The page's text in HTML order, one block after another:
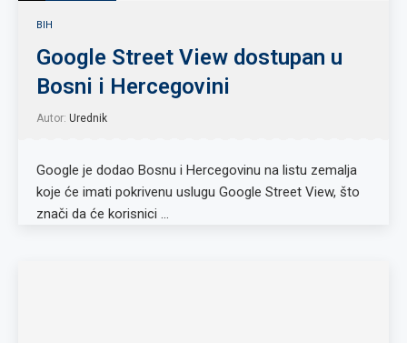
BIH
Google Street View dostupan u
Bosni i Hercegovini
Autor: Urednik
Google je dodao Bosnu i Hercegovinu na listu zemalja
koje će imati pokrivenu uslugu Google Street View, što
znači da će korisnici …